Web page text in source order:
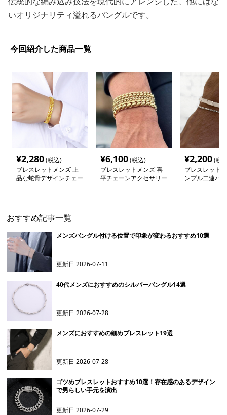
いオリジナリティ溢れるバングルです。
今回紹介した商品一覧
¥2,280(税込)
ブレスレットメンズ 上
品な蛇骨デザインチェー
¥6,100(税込)
ブレスレットメンズ 喜
平チェーンアクセサリー
¥2,200(税
ブレスレット
ンプル二連バ
おすすめ記事一覧
メンズバングル付ける位置で印象が変わるおすすめ10選
更新日2026-07-11
40代メンズにおすすめのシルバーバングル14選
更新日2026-07-28
メンズにおすすめの細めブレスレット19選
更新日2026-07-28
ゴツめブレスレットおすすめ10選！存在感のあるデザイン
で男らしい手元を演出
更新日2026-07-29